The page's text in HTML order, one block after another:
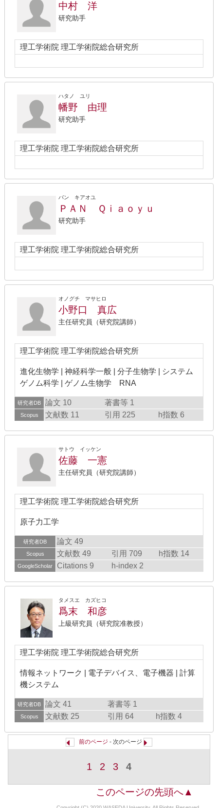
中村 洋
研究助手
理工学術院 理工学術院総合研究所
ハタノ ユリ
幡野 由理
研究助手
理工学術院 理工学術院総合研究所
パン キアオユ
ＰＡＮ Ｑｉａｏｙｕ
研究助手
理工学術院 理工学術院総合研究所
オノグチ マサヒロ
小野口 真広
主任研究員（研究院講師）
理工学術院 理工学術院総合研究所
進化生物学 | 神経科学一般 | 分子生物学 | システム
ゲノム科学 | ゲノム生物学 RNA
研究者DB 論文 10 著書等 1
Scopus 文献数 11 引用 225 h指数 6
サトウ イッケン
佐藤 一憲
主任研究員（研究院講師）
理工学術院 理工学術院総合研究所
原子力工学
研究者DB 論文 49
Scopus 文献数 49 引用 709 h指数 14
GoogleScholar Citations 9 h-index 2
タメスエ カズヒコ
爲末 和彦
上級研究員（研究院准教授）
理工学術院 理工学術院総合研究所
情報ネットワーク | 電子デバイス、電子機器 | 計算
機システム
研究者DB 論文 41 著書等 1
Scopus 文献数 25 引用 64 h指数 4
前のページ - 次のページ
1 2 3 4
このページの先頭へ▲